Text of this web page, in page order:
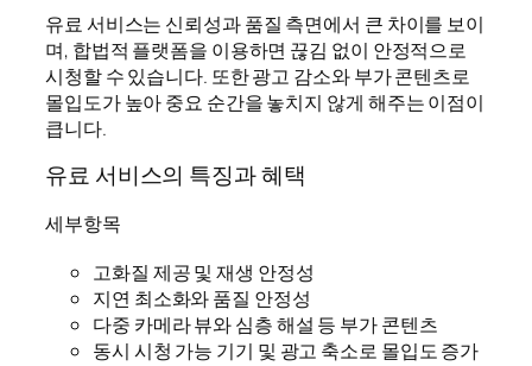
유료 서비스는 신뢰성과 품질 측면에서 큰 차이를 보이
며, 합법적 플랫폼을 이용하면 끊김 없이 안정적으로
시청할 수 있습니다. 또한 광고 감소와 부가 콘텐츠로
몰입도가 높아 중요 순간을 놓치지 않게 해주는 이점이
큽니다.
유료 서비스의 특징과 혜택
세부항목
고화질 제공 및 재생 안정성
지연 최소화와 품질 안정성
다중 카메라 뷰와 심층 해설 등 부가 콘텐츠
동시 시청 가능 기기 및 광고 축소로 몰입도 증가